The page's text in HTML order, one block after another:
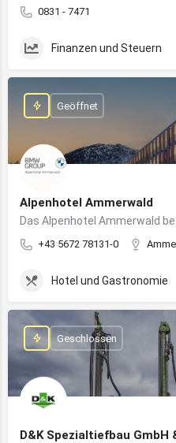
0831 - 7471
Finanzen und Steuern
Alpenhotel Ammerwald
+43 5672 78131-0
Geöffnet
Hotel und Gastronomie
D&K Spezialtiefbau GmbH
Geschlossen